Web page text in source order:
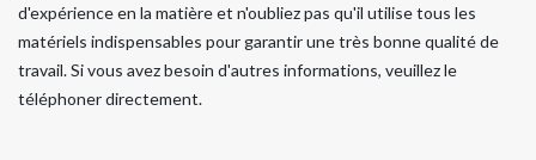
d'expérience en la matière et n'oubliez pas qu'il utilise tous les
matériels indispensables pour garantir une très bonne qualité de
travail. Si vous avez besoin d'autres informations, veuillez le
téléphoner directement.